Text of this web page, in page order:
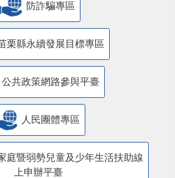
防詐騙專區
栗縣永續發展目標專區
公共政策網路參與平臺
人民團體專區
庭暨弱勢兒童及少年生活扶助線
上申辦平臺